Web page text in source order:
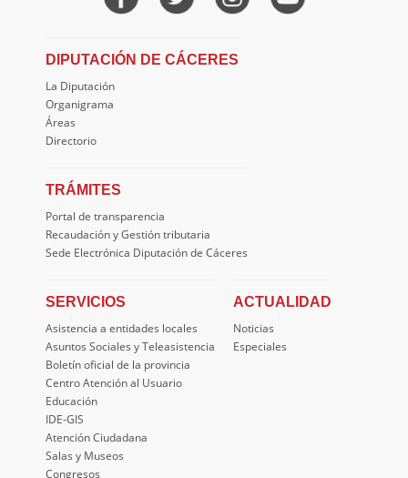
DIPUTACIÓN DE CÁCERES
La Diputación
Organigrama
Áreas
Directorio
TRÁMITES
Portal de transparencia
Recaudación y Gestión tributaria
Sede Electrónica Diputación de Cáceres
SERVICIOS
Asistencia a entidades locales
Asuntos Sociales y Teleasistencia
Boletín oficial de la provincia
Centro Atención al Usuario
Educación
IDE-GIS
Atención Ciudadana
Salas y Museos
Congresos
ACTUALIDAD
Noticias
Especiales